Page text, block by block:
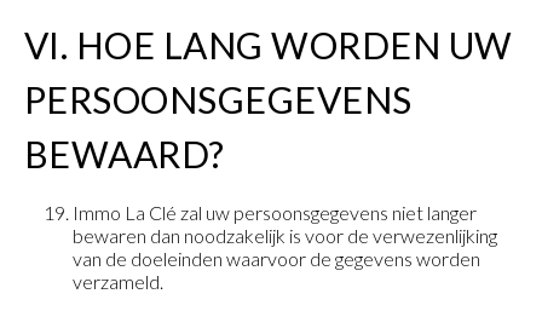
VI. HOE LANG WORDEN UW
PERSOONSGEGEVENS
BEWAARD?
Immo La Clé zal uw persoonsgegevens niet langer
bewaren dan noodzakelijk is voor de verwezenlijking
van de doeleinden waarvoor de gegevens worden
verzameld.